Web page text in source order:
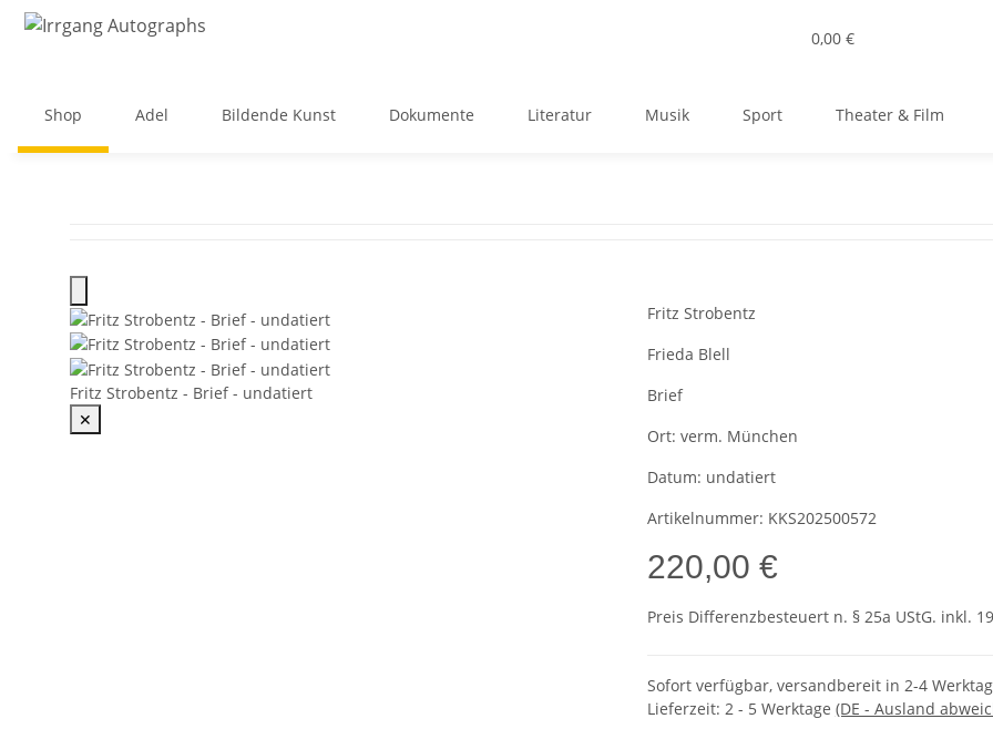
0,00 €
Shop Adel Bildende Kunst Dokumente Literatur Musik Sport Theater & Film
Fritz Strobentz - Brief - undatiert
✕
Fritz Strobentz
Frieda Blell
Brief
Ort: verm. München
Datum: undatiert
Artikelnummer: KKS202500572
220,00 €
Preis Differenzbesteuert n. § 25a UStG. inkl.
Sofort verfügbar, versandbereit in 2-4
Lieferzeit: 2 - 5 Werktage (DE - Ausland